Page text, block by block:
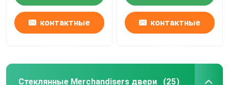
контактные контактные
Стеклянные Merchandisers двери (25)